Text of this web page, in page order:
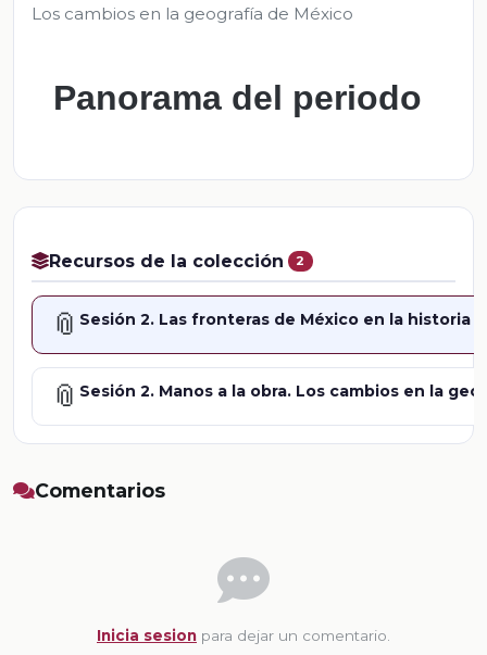
Los cambios en la geografía de México
Panorama del periodo
Recursos de la colección 2
📎 Sesión 2. Las fronteras de México en la historia
📎 Sesión 2. Manos a la obra. Los cambios en la
Comentarios
Inicia sesion para dejar un comentario.